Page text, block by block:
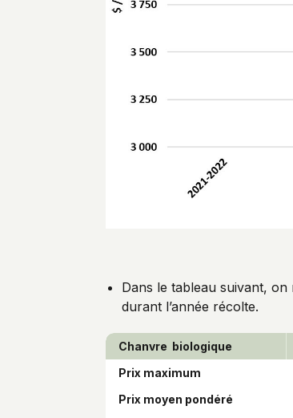
Dans le tableau suivant,
durant l’année récolte.
Chanvre biologique
Prix maximum
Prix moyen pondéré